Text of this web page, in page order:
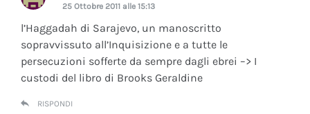
25 Ottobre 2011 alle 15:13
l’Haggadah di Sarajevo, un manoscritto
sopravvissuto all’Inquisizione e a tutte le
persecuzioni sofferte da sempre dagli ebrei –> I
custodi del libro di Brooks Geraldine
RISPONDI